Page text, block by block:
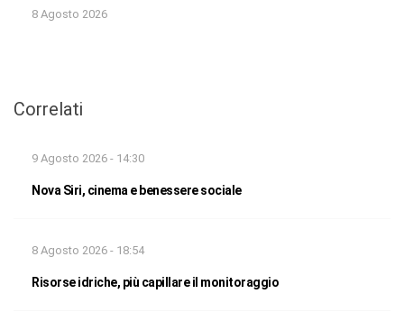
8 Agosto 2026
Correlati
9 Agosto 2026 - 14:30
Nova Siri, cinema e benessere sociale
8 Agosto 2026 - 18:54
Risorse idriche, più capillare il monitoraggio